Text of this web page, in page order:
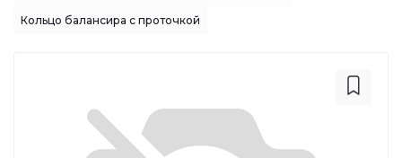
Кольцо балансира с проточкой